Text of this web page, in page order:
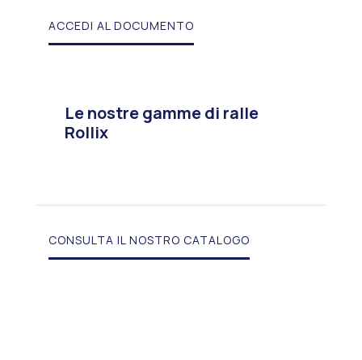
ACCEDI AL DOCUMENTO
Le nostre gamme di ralle
Rollix
CONSULTA IL NOSTRO CATALOGO